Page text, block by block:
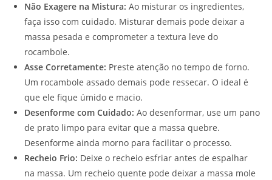
Não Exagere na Mistura: Ao misturar os ingredientes,
faça isso com cuidado. Misturar demais pode deixar a
massa pesada e comprometer a textura leve do
rocambole.
Asse Corretamente: Preste atenção no tempo de forno.
Um rocambole assado demais pode ressecar. O ideal é
que ele fique úmido e macio.
Desenforme com Cuidado: Ao desenformar, use um pano
de prato limpo para evitar que a massa quebre.
Desenforme ainda morno para facilitar o processo.
Recheio Frio: Deixe o recheio esfriar antes de espalhar
na massa. Um recheio quente pode deixar a massa mole